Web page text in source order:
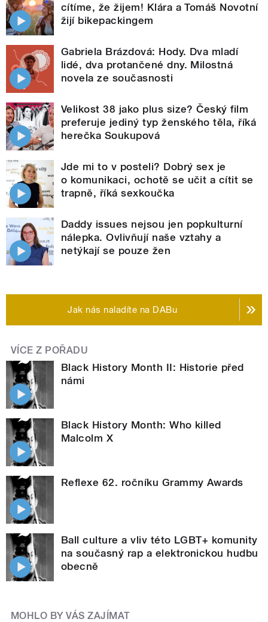
cítíme, že žijem! Klára a Tomáš Novotní
žijí bikepackingem
Gabriela Brázdová: Hody. Dva mladí
lidé, dva protančené dny. Milostná
novela ze současnosti
Velikost 38 jako plus size? Český film
preferuje jediný typ ženského těla, říká
herečka Soukupová
Jde mi to v posteli? Dobrý sex je
o komunikaci, ochotě se učit a cítit se
trapně, říká sexkoučka
Daddy issues nejsou jen popkulturní
nálepka. Ovlivňují naše vztahy a
netýkají se pouze žen
Jak nás naladíte na DABu
VÍCE Z POŘADU
Black History Month II: Historie před
námi
Black History Month: Who killed
Malcolm X
Reflexe 62. ročníku Grammy Awards
Ball culture a vliv této LGBT+ komunity
na současný rap a elektronickou hudbu
obecně
MOHLO BY VÁS ZAJÍMAT